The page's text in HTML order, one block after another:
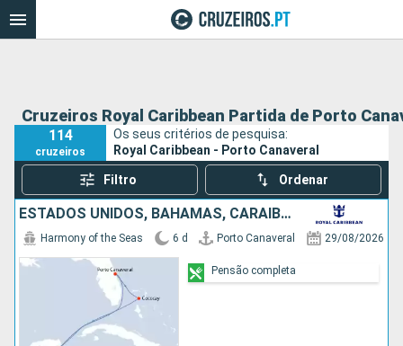
Cruzeiros Royal Caribbean Partida de Porto
114
cruzeiros
Os seus critérios de pesquisa:
Royal Caribbean - Porto Canaveral
Filtro Ordenar
ESTADOS UNIDOS, BAHAMAS, CARAIBAS - MEXICO
Harmony of the Seas 6 d Porto Canaveral 29/08/2026
Pensão completa